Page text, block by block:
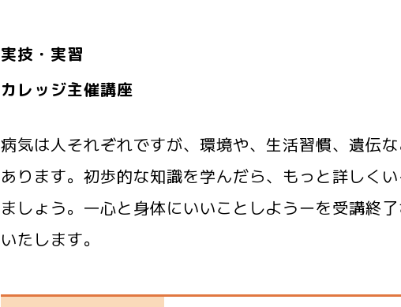
実技・実習
カレッジ主催講座
病気は人それぞれですが、環境や、生活習慣、遺伝
あります。初歩的な知識を学んだら、もっと詳しく
ましょう。―心と身体にいいことしようーを受講終
いたします。